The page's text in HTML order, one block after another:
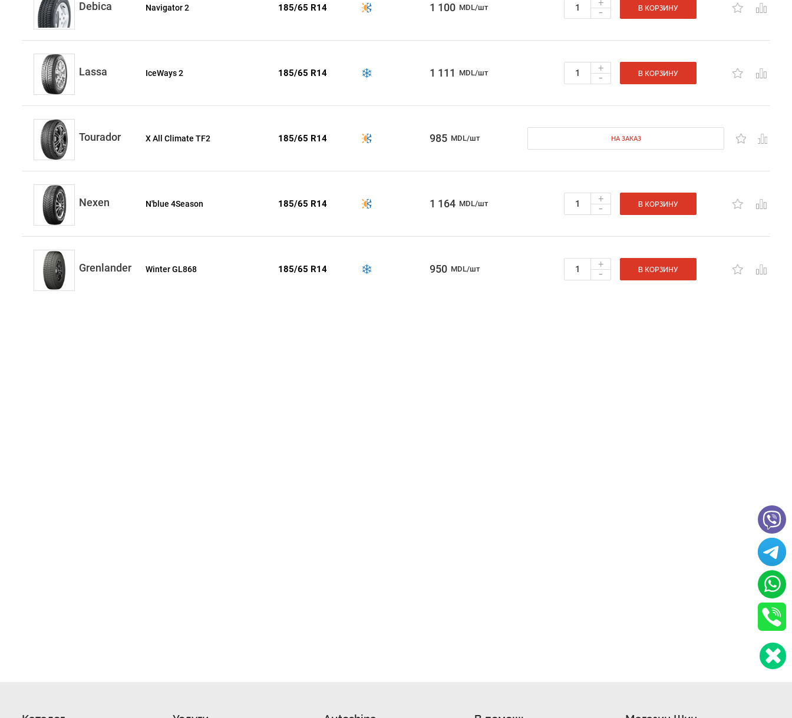
Debica Navigator 2 185/65 R14 1 100 MDL/шт +
- В КОРЗИНУ
Lassa IceWays 2 185/65 R14 1 111 MDL/шт +
- В КОРЗИНУ
Tourador X All Climate TF2 185/65 R14 985 MDL/шт НА ЗАКАЗ
Nexen N'blue 4Season 185/65 R14 1 164 MDL/шт +
- В КОРЗИНУ
Grenlander Winter GL868 185/65 R14 950 MDL/шт +
- В КОРЗИНУ